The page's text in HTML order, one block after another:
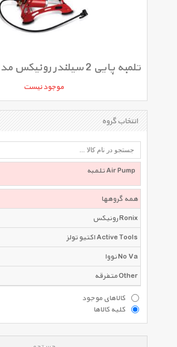
موجود نیست
انتخاب گروه
تلمبه Air Pump
همه گروهها
رونیکس Ronix
اکتیو تولز Active Tools
نووا No Va
متفرقه Other
کالاهای موجود
کلیه کالاها